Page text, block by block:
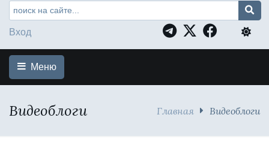
Вход
Меню
Видеоблоги Главная Видеоблоги